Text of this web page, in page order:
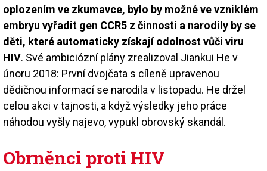
oplozením ve zkumavce, bylo by možné ve vzniklém
embryu vyřadit gen CCR5 z činnosti a narodily by se
děti, které automaticky získají odolnost vůči viru
HIV. Své ambiciózní plány zrealizoval Jiankui He v
únoru 2018: První dvojčata s cíleně upravenou
dědičnou informací se narodila v listopadu. He držel
celou akci v tajnosti, a když výsledky jeho práce
náhodou vyšly najevo, vypukl obrovský skandál.
Obrněnci proti HIV